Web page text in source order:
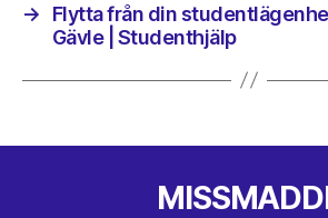
→
Flytta från din
Gävle | Studenthjälp